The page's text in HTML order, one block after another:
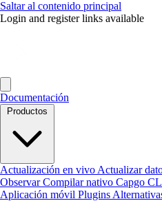
Saltar al contenido principal
Login and register links available
Documentación
Productos
Actualización en vivo Actualizar
ObservarCompilar nativo Capgo
Aplicación móvil Plugins